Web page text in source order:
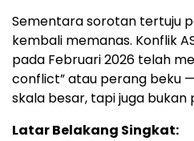
Sementara sorotan tertuju
kembali memanas. Konflik
pada Februari 2026 telah
conflict” atau perang beku
skala besar, tapi juga bukan
Latar Belakang Singkat: